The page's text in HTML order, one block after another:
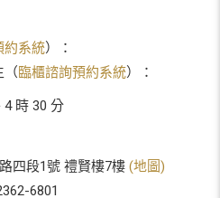
約系統）：
（臨櫃諮詢預約系統）：
時 30 分
四段1號 禮賢樓7樓 (地圖)
6801